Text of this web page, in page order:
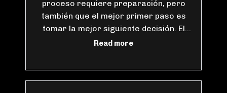
proceso requiere preparación, pero
también que el mejor primer paso es
tomar la mejor siguiente decisión. El
resultado nos dio claridad sobre
de Achachay.”
Read more